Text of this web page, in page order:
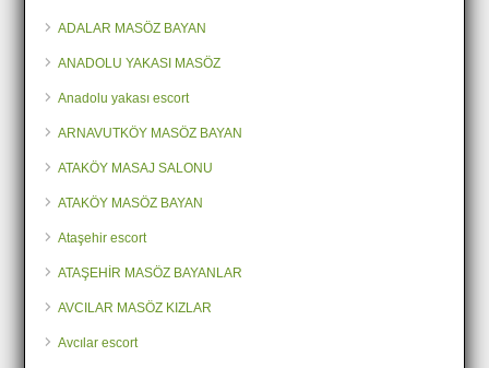
ADALAR MASÖZ BAYAN
ANADOLU YAKASI MASÖZ
Anadolu yakası escort
ARNAVUTKÖY MASÖZ BAYAN
ATAKÖY MASAJ SALONU
ATAKÖY MASÖZ BAYAN
Ataşehir escort
ATAŞEHİR MASÖZ BAYANLAR
AVCILAR MASÖZ KIZLAR
Avcılar escort